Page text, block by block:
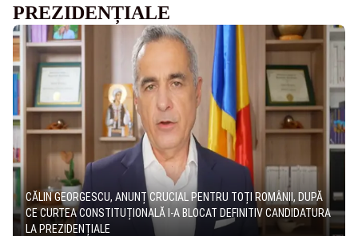
PREZIDENȚIALE
CĂLIN GEORGESCU, ANUNȚ CRUCIAL PENTRU TOȚI ROMÂNII, DUPĂ
CE CURTEA CONSTITUȚIONALĂ I-A BLOCAT DEFINITIV CANDIDATURA
LA PREZIDENȚIALE